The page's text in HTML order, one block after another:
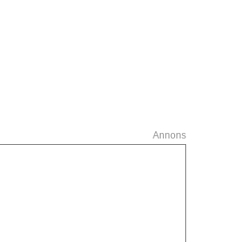
Annons